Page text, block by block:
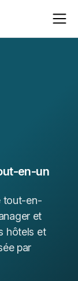
Ouvrir
Fermer
en-un
tout-en-
et
hôtels et
par